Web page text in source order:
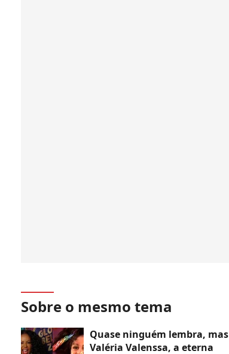
Sobre o mesmo tema
Quase ninguém lembra, mas
Valéria Valenssa, a eterna